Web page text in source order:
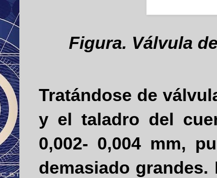
Figura. Válvula
Tratándose de
y el taladro del
0,002- 0,004 mm,
demasiado